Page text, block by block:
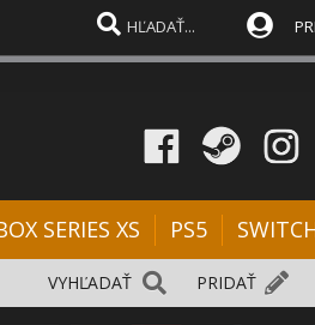
SERIES XS PS5
PRIDAŤ
VYHĽADAŤ